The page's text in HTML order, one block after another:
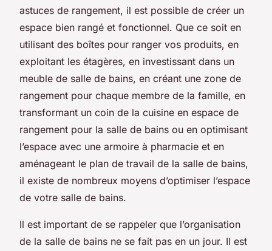
astuces de rangement, il est possible de créer un
espace bien rangé et fonctionnel. Que ce soit en
utilisant des boîtes pour ranger vos produits, en
exploitant les étagères, en investissant dans un
meuble de salle de bains, en créant une zone de
rangement pour chaque membre de la famille, en
transformant un coin de la cuisine en espace de
rangement pour la salle de bains ou en optimisant
l’espace avec une armoire à pharmacie et en
aménageant le plan de travail de la salle de bains,
il existe de nombreux moyens d’optimiser l’espace
de votre salle de bains.
Il est important de se rappeler que l’organisation
de la salle de bains ne se fait pas en un jour. Il est